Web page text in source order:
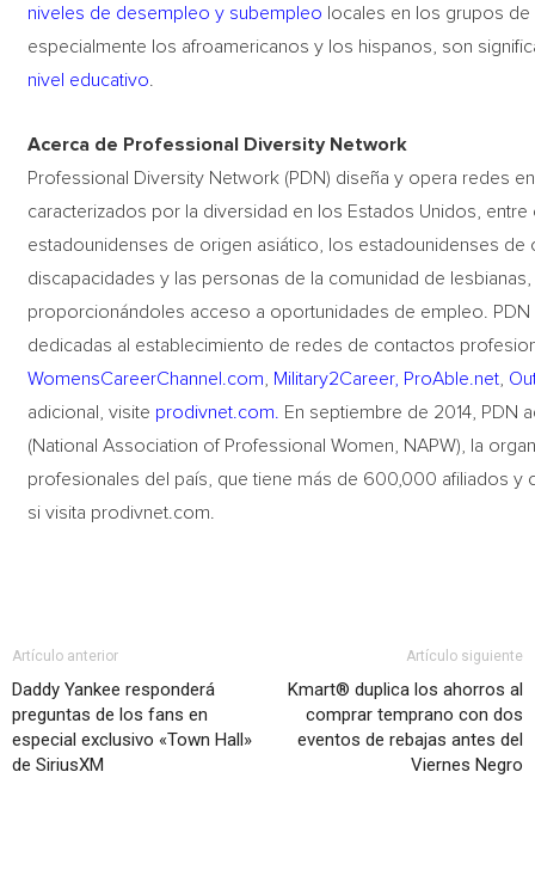
niveles de desempleo y subempleo locales en los grupos
especialmente los afroamericanos y los hispanos, son
nivel educativo
Acerca de Professional Diversity Network
Professional Diversity Network (PDN) diseña y opera redes
caracterizados por la diversidad en los Estados Unidos,
estadounidenses de origen asiático, los estadounidenses
discapacidades y las personas de la comunidad de
proporcionándoles acceso a oportunidades de empleo.
dedicadas al establecimiento de redes de contactos
WomensCareerChannel.com
Military2Career, ProAble.net
adicional, visite prodivnet.com.
En septiembre de 2014, PDN
(National Association of Professional Women, NAPW), la
profesionales del país, que tiene más de 600,000 afiliados y
si visita prodivnet.com.
Artículo anterior
Daddy Yankee responderá
preguntas de los fans en
especial exclusivo «Town Hall»
de SiriusXM
Artículo siguiente
Kmart® duplica los ahorros al
comprar temprano con dos
eventos de rebajas antes del
Viernes Negro